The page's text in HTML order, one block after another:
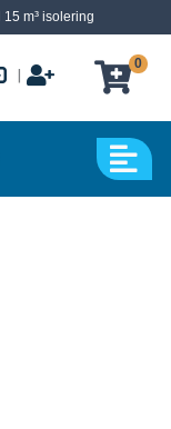
15 m³ isolering
|
0